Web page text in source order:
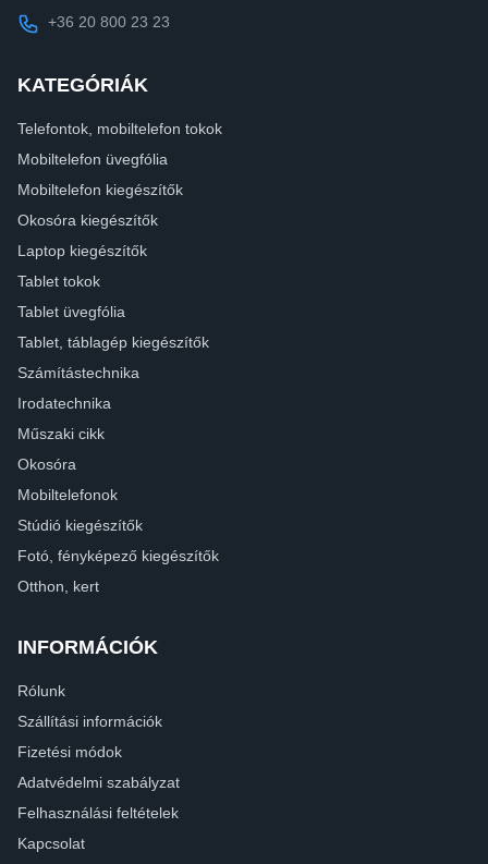
+36 20 800 23 23
KATEGÓRIÁK
Telefontok, mobiltelefon tokok
Mobiltelefon üvegfólia
Mobiltelefon kiegészítők
Okosóra kiegészítők
Laptop kiegészítők
Tablet tokok
Tablet üvegfólia
Tablet, táblagép kiegészítők
Számítástechnika
Irodatechnika
Műszaki cikk
Okosóra
Mobiltelefonok
Stúdió kiegészítők
Fotó, fényképező kiegészítők
Otthon, kert
INFORMÁCIÓK
Rólunk
Szállítási információk
Fizetési módok
Adatvédelmi szabályzat
Felhasználási feltételek
Kapcsolat